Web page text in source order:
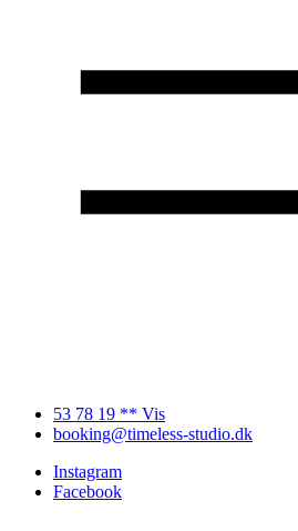
53 78 19 ** Vis
booking@timeless-studio.dk
Instagram
Facebook